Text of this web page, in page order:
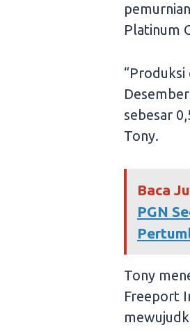
Platinum
“Produksi
sebesar
Tony.
Baca
PGN
Tony
Freeport